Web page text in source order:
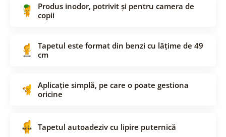
Produs inodor, potrivit și pentru camera de
copii
Tapetul este format din benzi cu lățime de 49
cm
Aplicație simplă, pe care o poate gestiona
oricine
Tapetul autoadeziv cu lipire puternică